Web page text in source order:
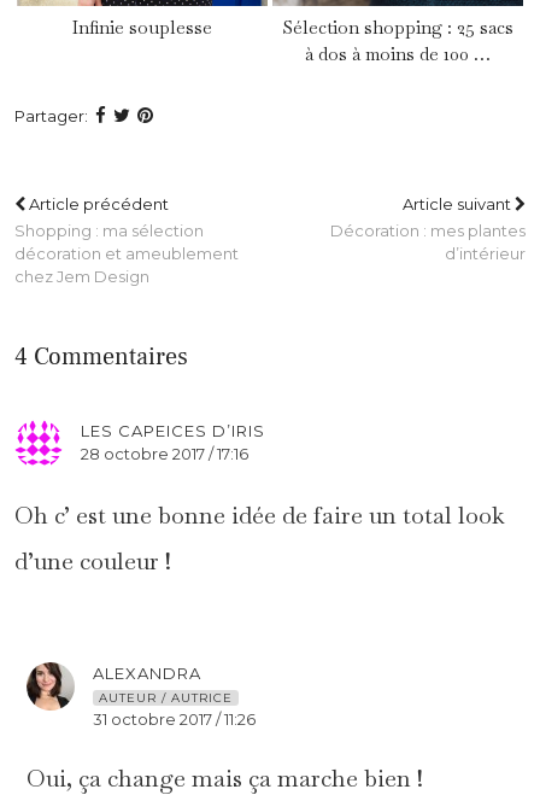
Infinie souplesse
Sélection shopping : 25 sacs
à dos à moins de 100 …
Partager:
Article précédent
Shopping : ma sélection
décoration et ameublement
chez Jem Design
Article suivant
Décoration : mes plantes
d’intérieur
4 Commentaires
LES CAPEICES D’IRIS
28 octobre 2017 / 17:16
Oh c’ est une bonne idée de faire un total look
d’une couleur !
ALEXANDRA
AUTEUR / AUTRICE
31 octobre 2017 / 11:26
Oui, ça change mais ça marche bien !